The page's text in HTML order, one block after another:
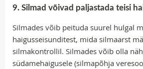
9. Silmad võivad paljastada teisi
Silmades võib peituda suurel hulgal
haigusseisunditest, mida silmaarst
silmakontrollil. Silmades võib olla
südamehaigusele (silmapõhja